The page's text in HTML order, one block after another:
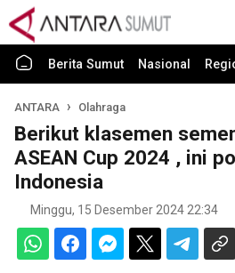
Berita Sumut Nasional
ANTARA Olahraga
Berikut klasemen
ASEAN Cup 2024 , ini
Indonesia
Minggu, 15 Desember 2024 22:34